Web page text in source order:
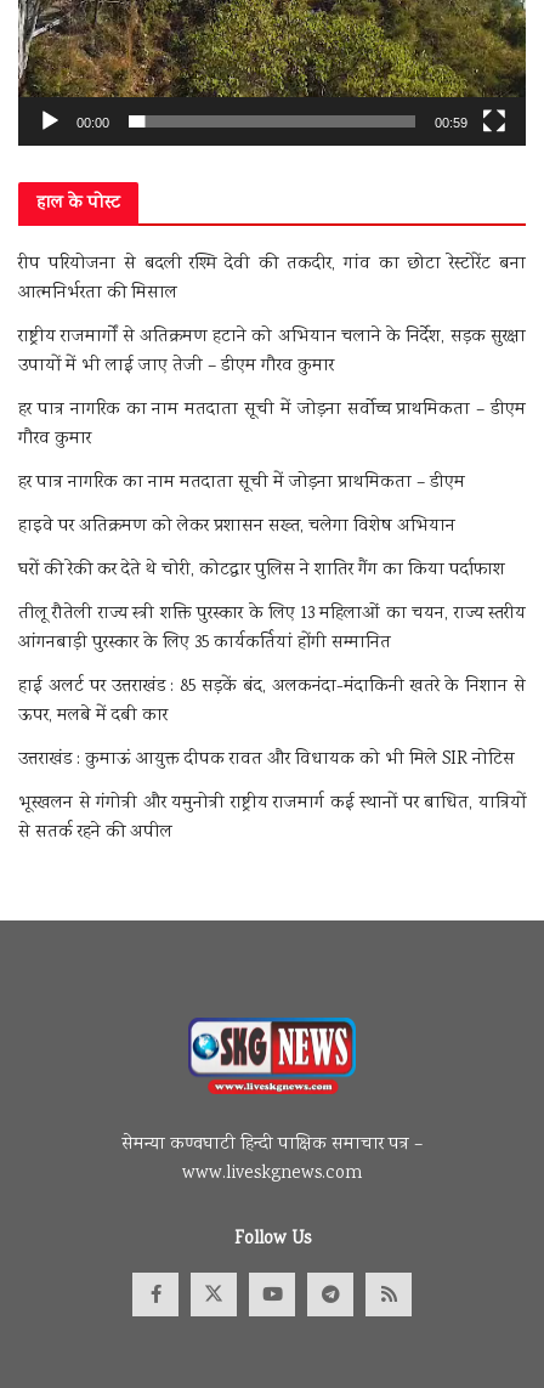
00:00 00:59
हाल के पोस्ट
रीप परियोजना से बदली रश्मि देवी की तकदीर, गांव का छोटा रेस्टोरेंट बना
आत्मनिर्भरता की मिसाल
राष्ट्रीय राजमार्गों से अतिक्रमण हटाने को अभियान चलाने के निर्देश, सड़क सुरक्षा
उपायों में भी लाई जाए तेजी – डीएम गौरव कुमार
हर पात्र नागरिक का नाम मतदाता सूची में जोड़ना सर्वोच्च प्राथमिकता – डीएम
गौरव कुमार
हर पात्र नागरिक का नाम मतदाता सूची में जोड़ना प्राथमिकता – डीएम
हाइवे पर अतिक्रमण को लेकर प्रशासन सख्त, चलेगा विशेष अभियान
घरों की रेकी कर देते थे चोरी, कोटद्वार पुलिस ने शातिर गैंग का किया पर्दाफाश
तीलू रौतेली राज्य स्त्री शक्ति पुरस्कार के लिए 13 महिलाओं का चयन, राज्य स्तरीय
आंगनबाड़ी पुरस्कार के लिए 35 कार्यकर्तियां होंगी सम्मानित
हाई अलर्ट पर उत्तराखंड : 85 सड़कें बंद, अलकनंदा-मंदाकिनी खतरे के निशान से
ऊपर, मलबे में दबी कार
उत्तराखंड : कुमाऊं आयुक्त दीपक रावत और विधायक को भी मिले SIR नोटिस
भूस्खलन से गंगोत्री और यमुनोत्री राष्ट्रीय राजमार्ग कई स्थानों पर बाधित, यात्रियों
से सतर्क रहने की अपील
सेमन्या कण्वघाटी हिन्दी पाक्षिक समाचार पत्र –
www.liveskgnews.com
Follow Us